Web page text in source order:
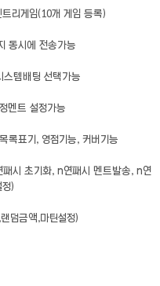
리게임(10개 게임 등록)
동시에 전송가능
스템배팅 선택가능
멘트 설정가능
록표기, 영점기능, 커버기능
시 초기화, n연패시 멘트발송, n연
)
덤금액,마틴설정)